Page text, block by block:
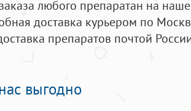
любого препаратан на
доставка курьером по
препаратов почтой
выгодно